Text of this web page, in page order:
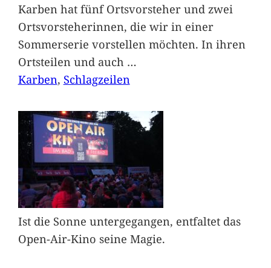
Karben hat fünf Ortsvorsteher und zwei
Ortsvorsteherinnen, die wir in einer
Sommerserie vorstellen möchten. In ihren
Ortsteilen und auch …
Karben, Schlagzeilen
Ist die Sonne untergegangen, entfaltet das
Open-Air-Kino seine Magie.